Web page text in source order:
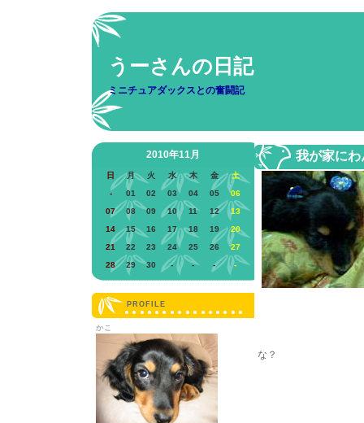
うーさんの日記
ミニチュアダックスとの奮闘記
2010年11月
日 月 火 水 木 金
土
-
01 02 03 04 05
06
07
08 09 10 11 12
13
14
15 16 17 18 19
20
21
22 23 24 25 26
27
28
29 30 - - - -
PROFILE
かこ
我が家に
な？